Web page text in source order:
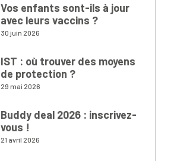
Vos enfants sont-ils à jour
avec leurs vaccins ?
30 juin 2026
IST : où trouver des moyens
de protection ?
29 mai 2026
Buddy deal 2026 : inscrivez-
vous !
21 avril 2026